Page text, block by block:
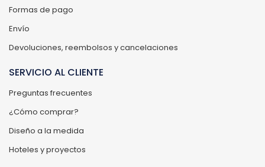
Formas de pago
Envío
Devoluciones, reembolsos y cancelaciones
SERVICIO AL CLIENTE
Preguntas frecuentes
¿Cómo comprar?
Diseño a la medida
Hoteles y proyectos